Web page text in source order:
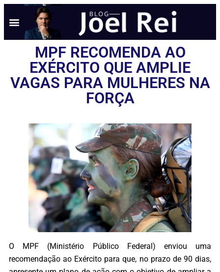
MPF RECOMENDA AO
EXÉRCITO QUE AMPLIE
VAGAS PARA MULHERES NA
FORÇA
O MPF (Ministério Público Federal) enviou uma
recomendação ao Exército para que, no prazo de 90 dias,